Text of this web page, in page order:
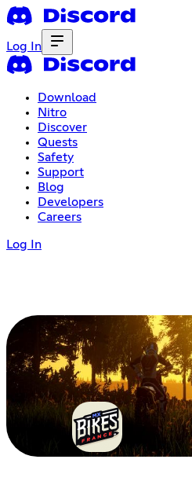
Log In
Download
Nitro
Discover
Quests
Safety
Support
Blog
Developers
Careers
Log In